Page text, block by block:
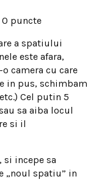
0 puncte
a spatiului
este afara,
camera cu care
in pus, schimbam
Cel putin 5
sa aiba locul
si il
si incepe sa
„noul spatiu” in